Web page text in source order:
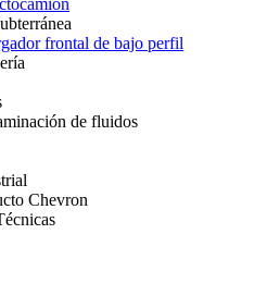
frontal de bajo perfil
de fluidos
Chevron